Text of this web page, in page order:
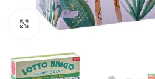
Click to enlarge